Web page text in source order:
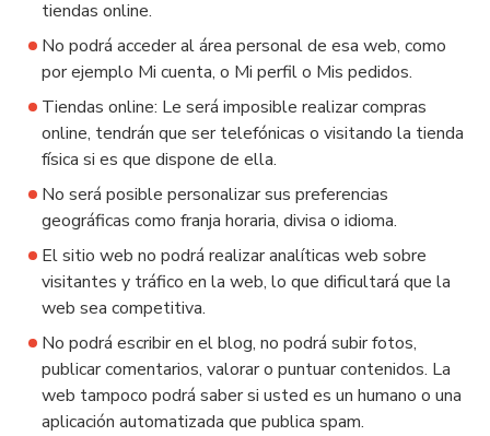
tiendas online.
No podrá acceder al área personal de esa web, como
por ejemplo Mi cuenta, o Mi perfil o Mis pedidos.
Tiendas online: Le será imposible realizar compras
online, tendrán que ser telefónicas o visitando la tienda
física si es que dispone de ella.
No será posible personalizar sus preferencias
geográficas como franja horaria, divisa o idioma.
El sitio web no podrá realizar analíticas web sobre
visitantes y tráfico en la web, lo que dificultará que la
web sea competitiva.
No podrá escribir en el blog, no podrá subir fotos,
publicar comentarios, valorar o puntuar contenidos. La
web tampoco podrá saber si usted es un humano o una
aplicación automatizada que publica spam.